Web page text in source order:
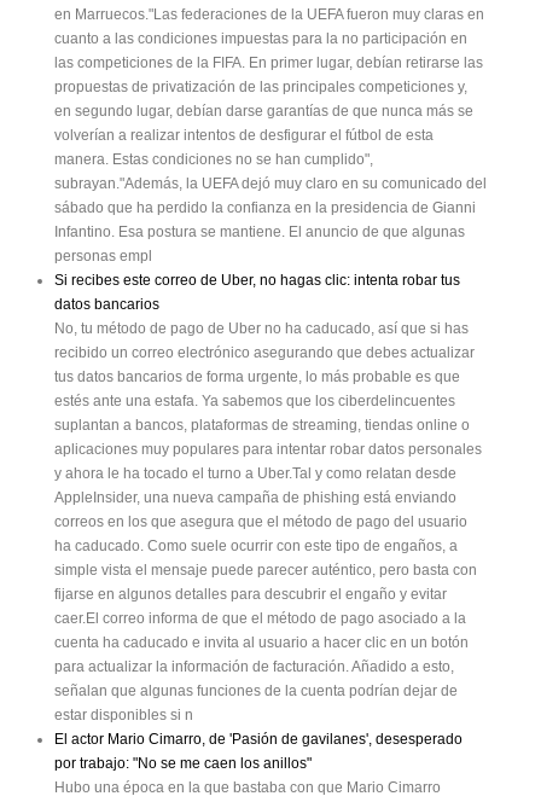
en Marruecos."Las federaciones de la UEFA fueron muy claras en
cuanto a las condiciones impuestas para la no participación en
las competiciones de la FIFA. En primer lugar, debían retirarse las
propuestas de privatización de las principales competiciones y,
en segundo lugar, debían darse garantías de que nunca más se
volverían a realizar intentos de desfigurar el fútbol de esta
manera. Estas condiciones no se han cumplido",
subrayan."Además, la UEFA dejó muy claro en su comunicado del
sábado que ha perdido la confianza en la presidencia de Gianni
Infantino. Esa postura se mantiene. El anuncio de que algunas
personas empl
Si recibes este correo de Uber, no hagas clic: intenta robar tus
datos bancarios
No, tu método de pago de Uber no ha caducado, así que si has
recibido un correo electrónico asegurando que debes actualizar
tus datos bancarios de forma urgente, lo más probable es que
estés ante una estafa. Ya sabemos que los ciberdelincuentes
suplantan a bancos, plataformas de streaming, tiendas online o
aplicaciones muy populares para intentar robar datos personales
y ahora le ha tocado el turno a Uber.Tal y como relatan desde
AppleInsider, una nueva campaña de phishing está enviando
correos en los que asegura que el método de pago del usuario
ha caducado. Como suele ocurrir con este tipo de engaños, a
simple vista el mensaje puede parecer auténtico, pero basta con
fijarse en algunos detalles para descubrir el engaño y evitar
caer.El correo informa de que el método de pago asociado a la
cuenta ha caducado e invita al usuario a hacer clic en un botón
para actualizar la información de facturación. Añadido a esto,
señalan que algunas funciones de la cuenta podrían dejar de
estar disponibles si n
El actor Mario Cimarro, de 'Pasión de gavilanes', desesperado
por trabajo: "No se me caen los anillos"
Hubo una época en la que bastaba con que Mario Cimarro